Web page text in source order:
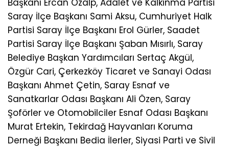
Başkanı Ercan Özalp, Adalet ve Kalkınma Partisi
Saray İlçe Başkanı Sami Aksu, Cumhuriyet Halk
Partisi Saray İlçe Başkanı Erol Gürler, Saadet
Partisi Saray İlçe Başkanı Şaban Mısırlı, Saray
Belediye Başkan Yardımcıları Sertaç Akgül,
Özgür Cari, Çerkezköy Ticaret ve Sanayi Odası
Başkanı Ahmet Çetin, Saray Esnaf ve
Sanatkarlar Odası Başkanı Ali Özen, Saray
Şoförler ve Otomobilciler Esnaf Odası Başkanı
Murat Ertekin, Tekirdağ Hayvanları Koruma
Derneği Başkanı Bedia İlerler, Siyasi Parti ve Sivil